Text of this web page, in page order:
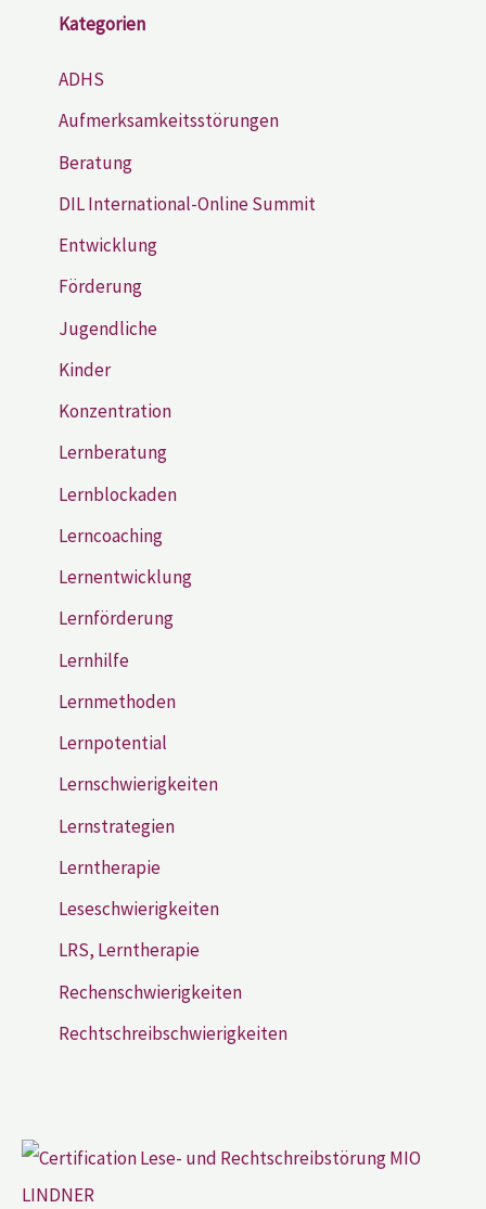
Kategorien
ADHS
Aufmerksamkeitsstörungen
Beratung
DIL International-Online Summit
Entwicklung
Förderung
Jugendliche
Kinder
Konzentration
Lernberatung
Lernblockaden
Lerncoaching
Lernentwicklung
Lernförderung
Lernhilfe
Lernmethoden
Lernpotential
Lernschwierigkeiten
Lernstrategien
Lerntherapie
Leseschwierigkeiten
LRS, Lerntherapie
Rechenschwierigkeiten
Rechtschreibschwierigkeiten